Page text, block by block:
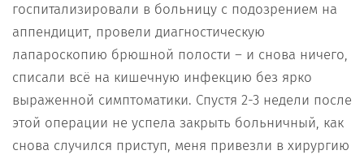
госпитализировали в больницу с подозрением на
аппендицит, провели диагностическую
лапароскопию брюшной полости – и снова ничего,
списали всё на кишечную инфекцию без ярко
выраженной симптоматики. Спустя 2-3 недели после
этой операции не успела закрыть больничный, как
снова случился приступ, меня привезли в хирургию